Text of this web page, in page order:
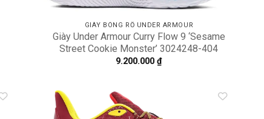
GIÀY BÓNG RỔ UNDER ARMOUR
Giày Under Armour Curry Flow 9 ‘Sesame
Street Cookie Monster’ 3024248-404
9.200.000₫